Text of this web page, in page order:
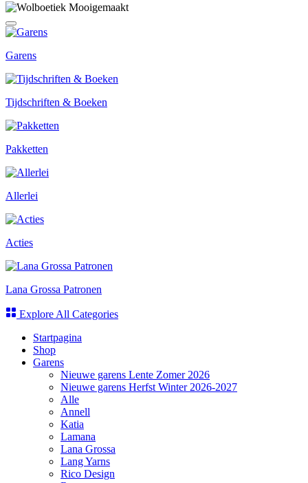
Garens
Tijdschriften & Boeken
Pakketten
Allerlei
Acties
Lana Grossa Patronen
Explore All Categories
Startpagina
Shop
Garens
Nieuwe garens Lente Zomer 2026
Nieuwe garens Herfst Winter 2026-2027
Alle
Annell
Katia
Lamana
Lana Grossa
Lang Yarns
Rico Design